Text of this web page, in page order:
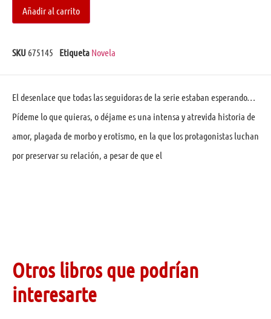
Añadir al carrito
SKU 675145 Etiqueta Novela
El desenlace que todas las seguidoras de la serie estaban esperando…
Pídeme lo que quieras, o déjame es una intensa y atrevida historia de
amor, plagada de morbo y erotismo, en la que los protagonistas luchan
por preservar su relación, a pesar de que el
Otros libros que podrían
interesarte